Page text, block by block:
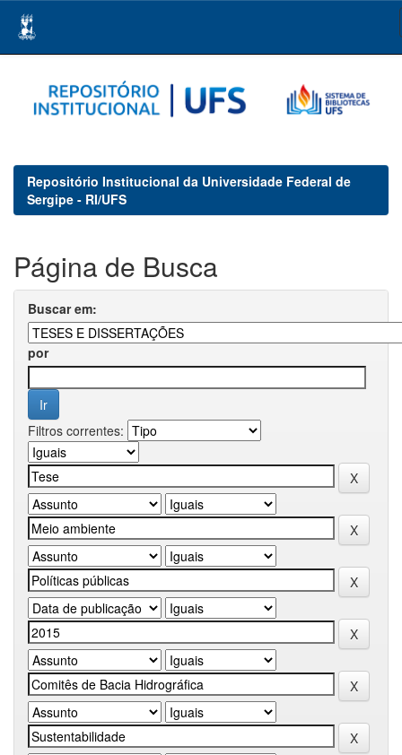
navigation
Repositório Institucional da Universidade Federal de
Sergipe - RI/UFS
Página de Busca
Buscar em:
por
Filtros correntes: